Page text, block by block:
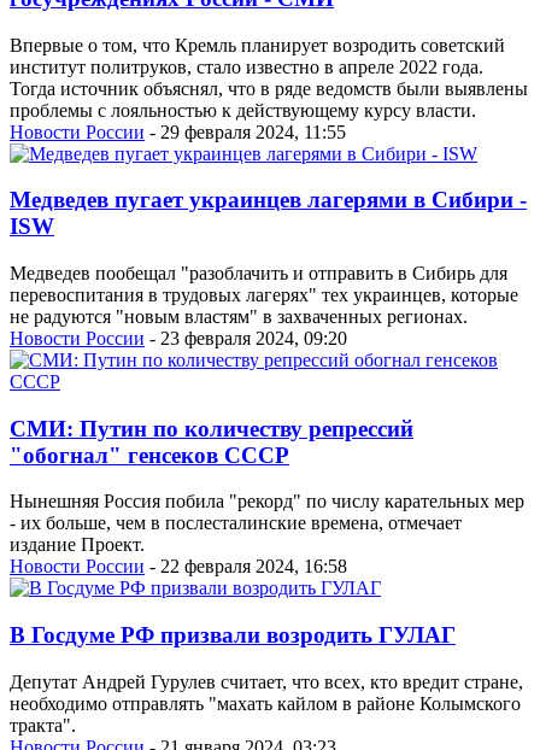
Впервые о том, что Кремль планирует возродить советский
институт политруков, стало известно в апреле 2022 года.
Тогда источник объяснял, что в ряде ведомств были выявлены
проблемы с лояльностью к действующему курсу власти.
Новости России - 29 февраля 2024, 11:55
Медведев пугает украинцев лагерями в Сибири -
ISW
Медведев пообещал "разоблачить и отправить в Сибирь для
перевоспитания в трудовых лагерях" тех украинцев, которые
не радуются "новым властям" в захваченных регионах.
Новости России - 23 февраля 2024, 09:20
СМИ: Путин по количеству репрессий
"обогнал" генсеков СССР
Нынешняя Россия побила "рекорд" по числу карательных мер
- их больше, чем в послесталинские времена, отмечает
издание Проект.
Новости России - 22 февраля 2024, 16:58
В Госдуме РФ призвали возродить ГУЛАГ
Депутат Андрей Гурулев считает, что всех, кто вредит стране,
необходимо отправлять "махать кайлом в районе Колымского
тракта".